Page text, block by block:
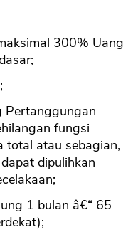
300% Uang
Pertanggungan
fungsi
total atau sebagian,
dipulihkan
1 bulan â€“ 65